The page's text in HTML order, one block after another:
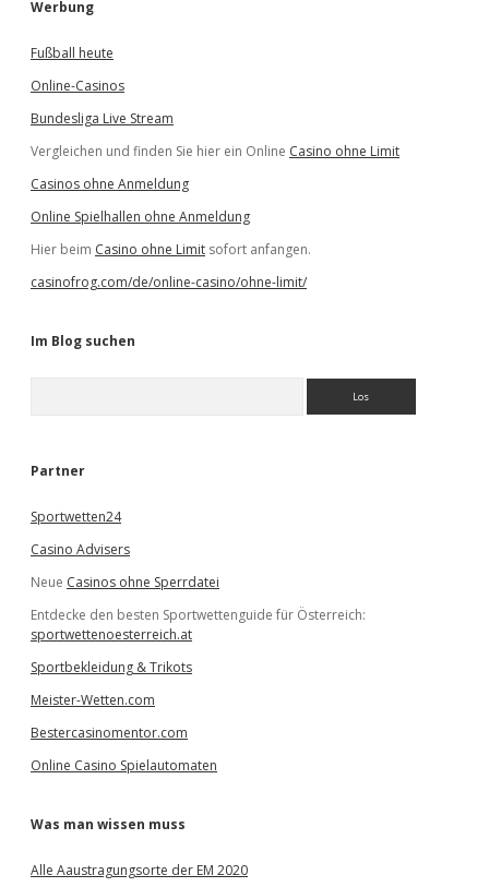
Werbung
Fußball heute
Online-Casinos
Bundesliga Live Stream
Vergleichen und finden Sie hier ein Online Casino ohne Limit
Casinos ohne Anmeldung
Online Spielhallen ohne Anmeldung
Hier beim Casino ohne Limit sofort anfangen.
casinofrog.com/de/online-casino/ohne-limit/
Im Blog suchen
e
Partner
Sportwetten24
Casino Advisers
Neue Casinos ohne Sperrdatei
Entdecke den besten Sportwettenguide für Österreich:
sportwettenoesterreich.at
Sportbekleidung & Trikots
Meister-Wetten.com
Bestercasinomentor.com
Online Casino Spielautomaten
Was man wissen muss
Alle Aaustragungsorte der EM 2020